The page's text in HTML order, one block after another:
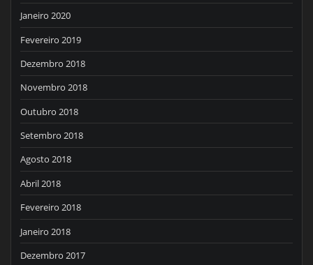
Janeiro 2020
Fevereiro 2019
Dezembro 2018
Novembro 2018
Outubro 2018
Setembro 2018
Agosto 2018
Abril 2018
Fevereiro 2018
Janeiro 2018
Dezembro 2017